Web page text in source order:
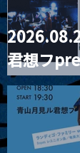
君想フ
Moon #3”